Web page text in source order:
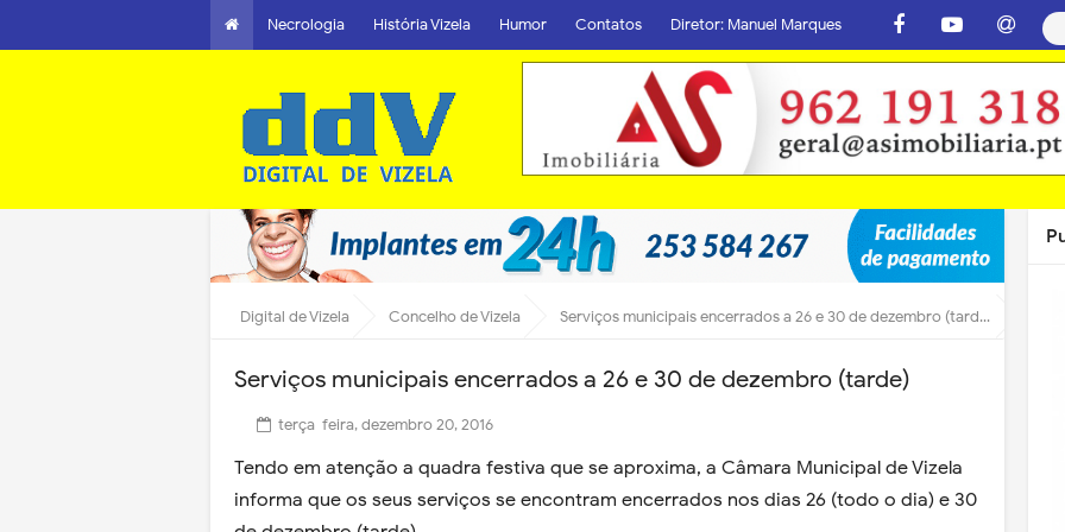
Necrologia História Vizela Humor Contatos Diretor: Manuel Marques
Digital de Vizela Concelho de Vizela Serviços municipais encerrados a 26 e 30 de dezembro (tarde)
Serviços municipais encerrados a 26 e 30 de dezembro (tarde)
terça-feira, dezembro 20, 2016
Tendo em atenção a quadra festiva que se aproxima, a Câmara Municipal de Vizela
informa que os seus serviços se encontram encerrados nos dias 26 (todo o dia) e 30